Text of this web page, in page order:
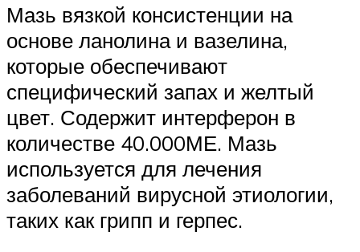
Мазь вязкой консистенции на
основе ланолина и вазелина,
которые обеспечивают
специфический запах и желтый
цвет. Содержит интерферон в
количестве 40.000МЕ. Мазь
используется для лечения
заболеваний вирусной этиологии,
таких как грипп и герпес.